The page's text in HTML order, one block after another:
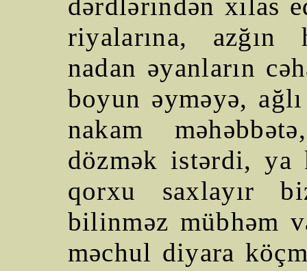
riyalarına, azğın
nadan əyanların
boyun əyməyə,
nakam
dözmək istərdi,
qorxu saxlayır
bilinməz mübhəm
məchul diyara